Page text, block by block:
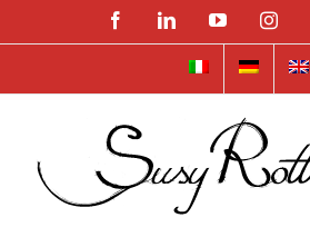
to
FacebookLinkedInYouTube